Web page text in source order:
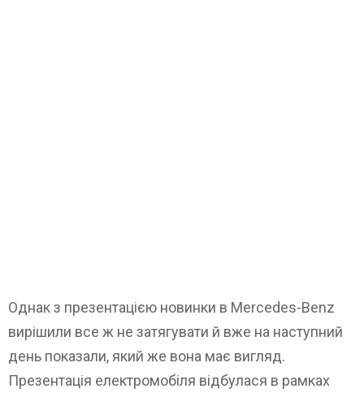
Однак з презентацією новинки в Mercedes-Benz
вирішили все ж не затягувати й вже на наступний
день показали, який же вона має вигляд.
Презентація електромобіля відбулася в рамках